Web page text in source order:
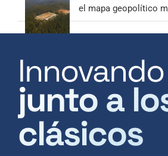
el mapa geopolítico
Innovando
junto a
clásicos